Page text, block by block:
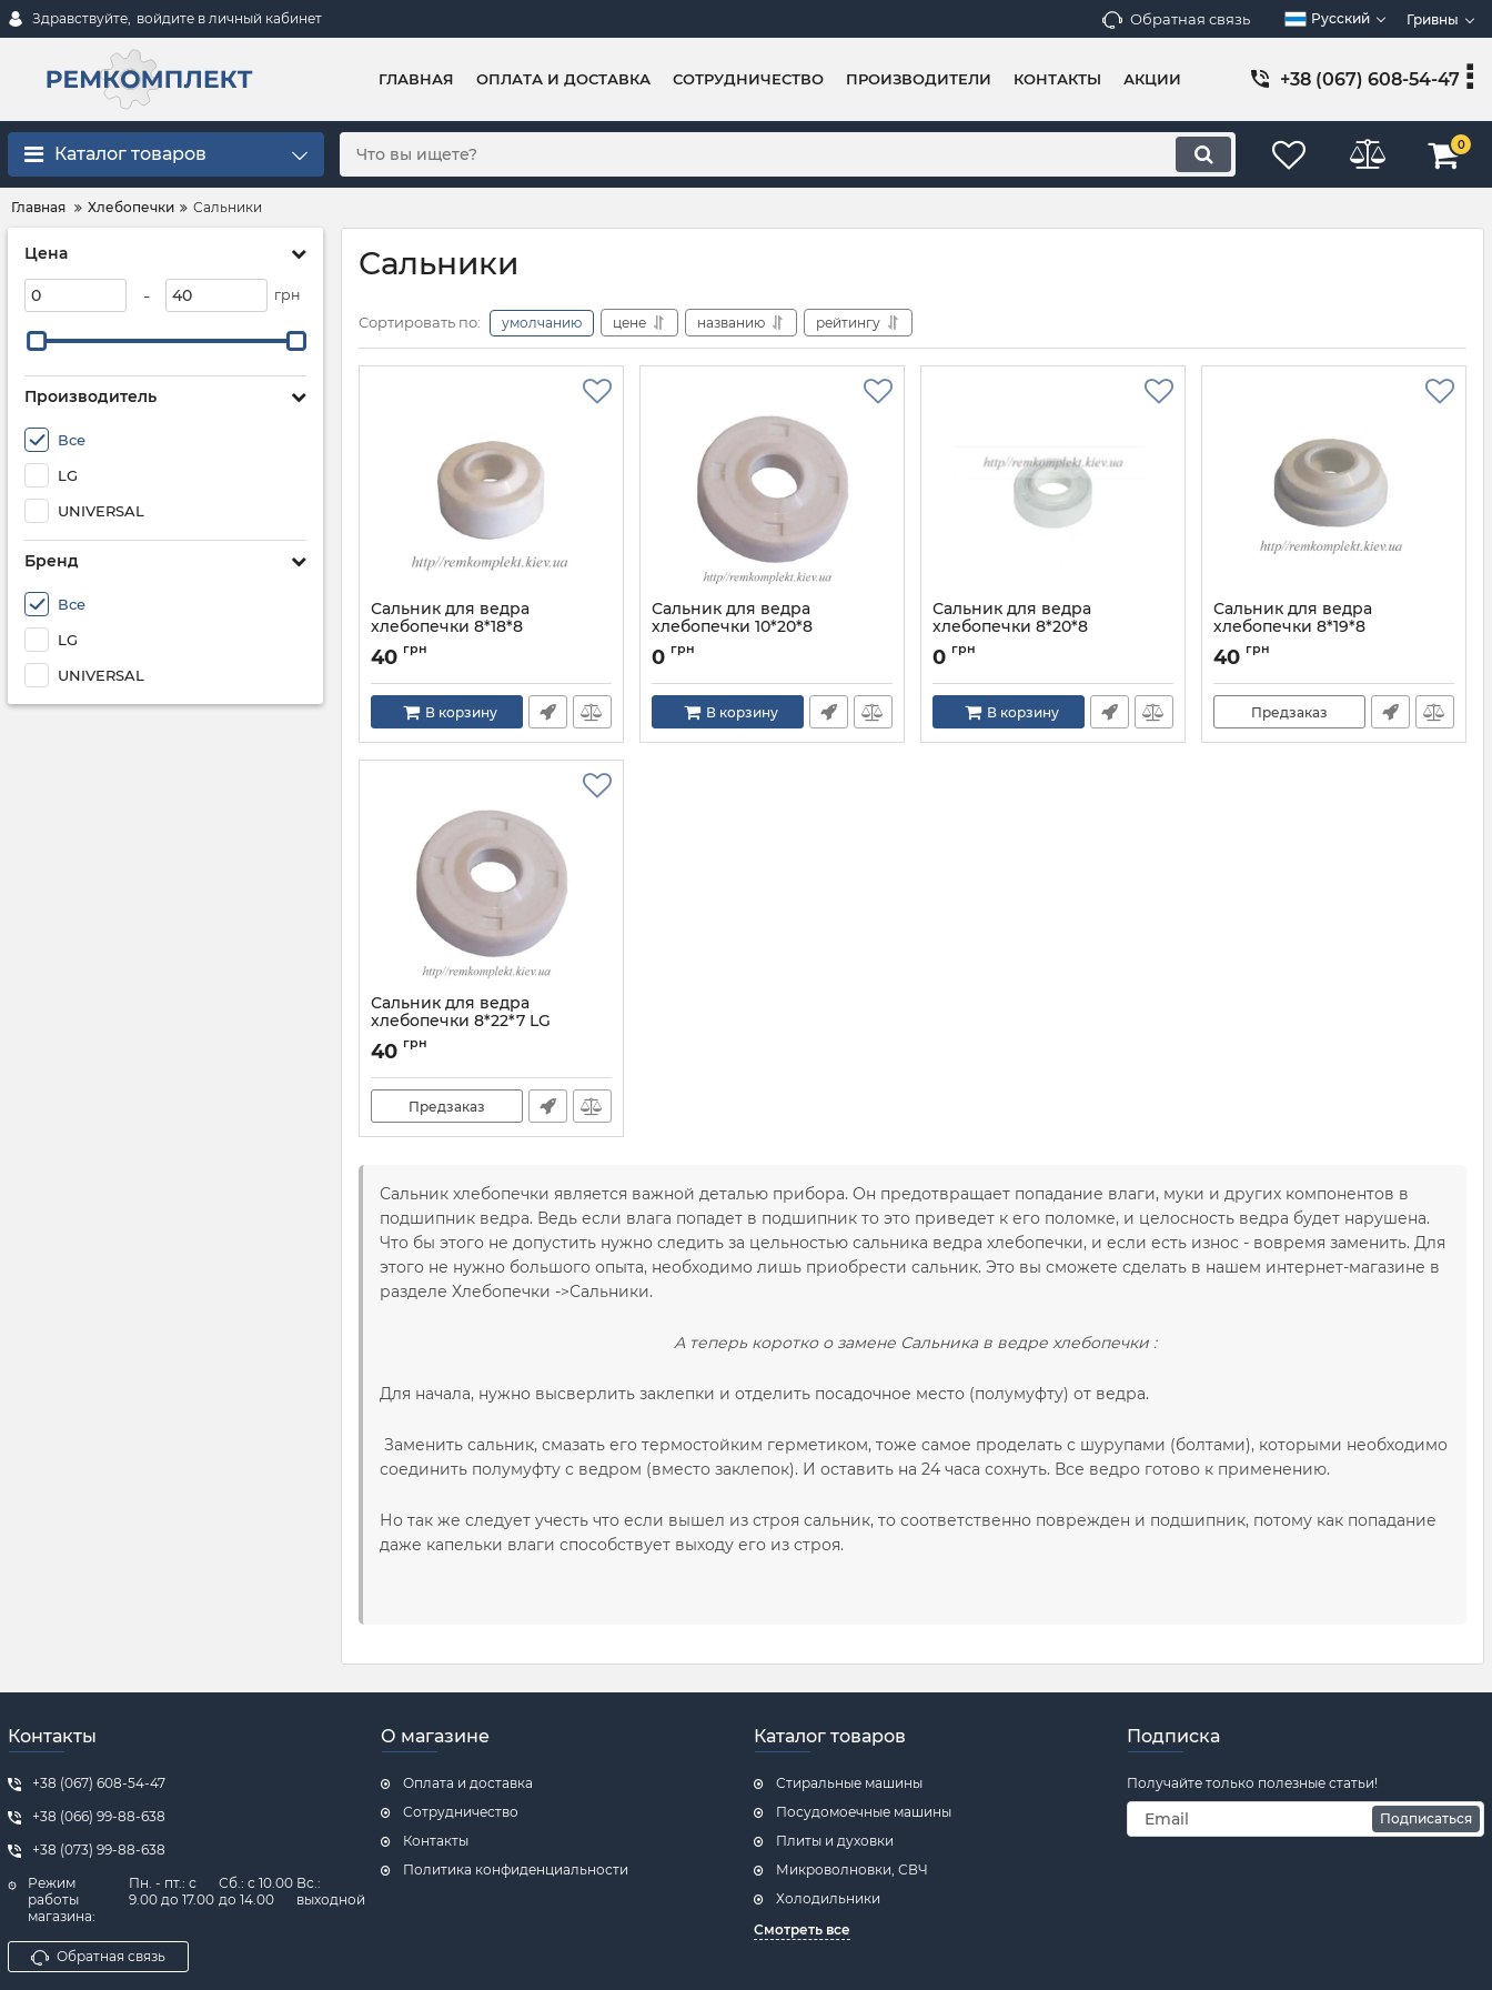
Здравствуйте, войдите в личный кабинет Обратная связь Русский Гривны
ГЛАВНАЯ ОПЛАТА И ДОСТАВКА СОТРУДНИЧЕСТВО ПРОИЗВОДИТЕЛИ КОНТАКТЫ АКЦИИ +38 (067) 608-54-47
Каталог товаров 0
Главная Хлебопечки Сальники
Цена
- грн
Производитель
Все
LG
UNIVERSAL
Бренд
Все
LG
UNIVERSAL
Сальники
Сортировать по: умолчанию цене названию рейтингу
Сальник для ведра
хлебопечки 8*18*8
40 грн
В корзину
Сальник для ведра
хлебопечки 10*20*8
Артикул:
0 грн
В корзину
Сальник для ведра
хлебопечки 8*20*8
Артикул:
0 грн
В корзину
Сальник для ведра
хлебопечки 8*19*8
40 грн
Предзаказ
Сальник для ведра
хлебопечки 8*22*7 LG
40 грн
Предзаказ
Сальник хлебопечки является важной деталью прибора. Он предотвращает попадание влаги, муки и других компонентов в
подшипник ведра. Ведь если влага попадет в подшипник то это приведет к его поломке, и целосность ведра будет нарушена.
Что бы этого не допустить нужно следить за цельностью сальника ведра хлебопечки, и если есть износ - вовремя заменить. Для
этого не нужно большого опыта, необходимо лишь приобрести сальник. Это вы сможете сделать в нашем интернет-магазине в
разделе Хлебопечки ->Сальники.
А теперь коротко о замене Сальника в ведре хлебопечки :
Для начала, нужно высверлить заклепки и отделить посадочное место (полумуфту) от ведра.
Заменить сальник, смазать его термостойким герметиком, тоже самое проделать с шурупами (болтами), которыми необходимо
соединить полумуфту с ведром (вместо заклепок). И оставить на 24 часа сохнуть. Все ведро готово к применению.
Но так же следует учесть что если вышел из строя сальник, то соответственно поврежден и подшипник, потому как попадание
даже капельки влаги способствует выходу его из строя.
Контакты
+38 (067) 608-54-47
+38 (066) 99-88-638
+38 (073) 99-88-638
Режим
работы
магазина:
Пн. - пт.: с
9.00 до 17.00
Сб.: с 10.00
до 14.00
Вс.:
выходной
Обратная связь
О магазине
Оплата и доставка
Сотрудничество
Контакты
Политика конфиденциальности
Каталог товаров
Стиральные машины
Посудомоечные машины
Плиты и духовки
Микроволновки, СВЧ
Холодильники
Смотреть все
Подписка
Получайте только полезные статьи!
Подписаться